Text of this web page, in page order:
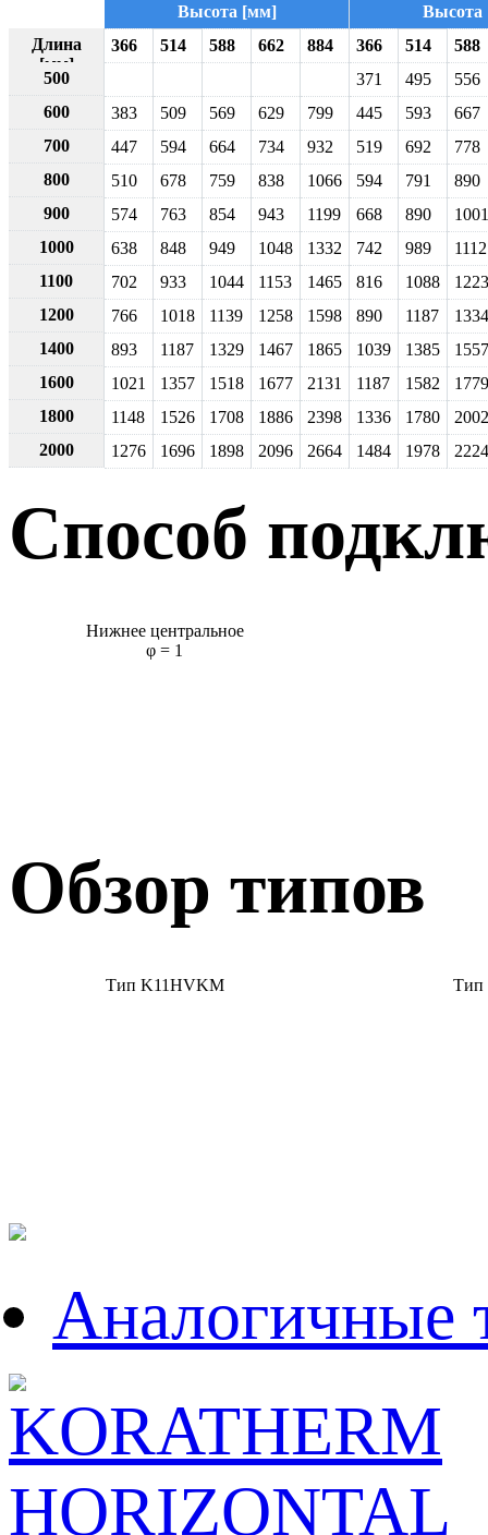
Высота [мм]
Длина
[мм]
366 514 588 662 884 366 514
588
500
371 495
556
600
383 509 569 629 799 445 593
667
700
447 594 664 734 932 519 692
778
800
510 678 759 838 1066 594 791
890
900
574 763 854 943 1199 668 890
1001
1000
638 848 949 1048 1332 742 989
1112
1100
702 933 1044 1153 1465 816 1088
1223
1200
766 1018 1139 1258 1598 890 1187
1334
1400
893 1187 1329 1467 1865 1039 1385
1557
1600
1021 1357 1518 1677 2131 1187 1582
1779
1800
1148 1526 1708 1886 2398 1336 1780
2002
2000
1276 1696 1898 2096 2664 1484 1978 2224
Способ
Нижнее центральное
φ = 1
Обзор типов
Тип K11HVKM Тип
Аналогичные